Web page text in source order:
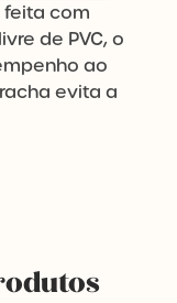
feita com
de PVC, o
ao
evita a